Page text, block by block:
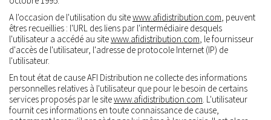
A l'occasion de l'utilisation du sitewww.afidistribution.com, peuvent
êtres recueillies : l'URL des liens par l'intermédiaire desquels
l'utilisateur a accédé au sitewww.afidistribution.com, le fournisseur
d'accès de l'utilisateur, l'adresse de protocole Internet (IP) de
l'utilisateur.
En tout état de cause AFI Distribution ne collecte des informations
personnelles relatives à l'utilisateur que pour le besoin de certains
services proposés par le sitewww.afidistribution.com. L'utilisateur
fournit ces informations en toute connaissance de cause,